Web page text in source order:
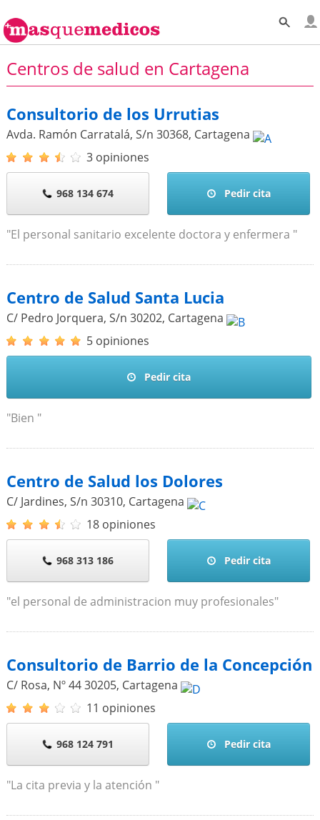
Centros de salud en Cartagena
Consultorio de los Urrutias
Avda. Ramón Carratalá, S/n 30368, Cartagena
3 opiniones
968 134 674 Pedir cita
"El personal sanitario excelente doctora y enfermera "
Centro de Salud Santa Lucia
C/ Pedro Jorquera, S/n 30202, Cartagena
5 opiniones
Pedir cita
"Bien "
Centro de Salud los Dolores
C/ Jardines, S/n 30310, Cartagena
18 opiniones
968 313 186 Pedir cita
"el personal de administracion muy profesionales"
Consultorio de Barrio de la Concepción
C/ Rosa, Nº 4430205, Cartagena
11 opiniones
968 124 791 Pedir cita
"La cita previa y la atención "